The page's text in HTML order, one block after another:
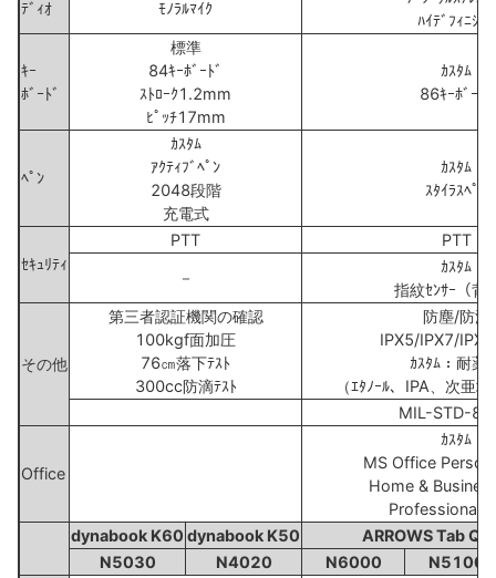
ﾃﾞｨｵ
ﾓﾉﾗﾙﾏｲｸ
ﾊｲﾃﾞﾌｨﾆｼｮﾝ
ｷｰ
ﾎﾞｰﾄﾞ
標準
84ｷｰﾎﾞｰﾄﾞ
ｽﾄﾛｰｸ1.2mm
ﾋﾟｯﾁ17mm
ｶｽﾀﾑ
86ｷｰﾎﾞｰﾄﾞ
ﾍﾟﾝ
ｶｽﾀﾑ
ｱｸﾃｨﾌﾞﾍﾟﾝ
2048段階
充電式
ｶｽﾀﾑ
ｽﾀｲﾗｽﾍﾟﾝ
ｾｷｭﾘﾃｨ
PTT
PTT
－
ｶｽﾀﾑ
指紋ｾﾝｻｰ（背
その他
第三者認証機関の確認
100kgf面加圧
76㎝落下ﾃｽﾄ
300cc防滴ﾃｽﾄ
防塵/防滴
IPX5/IPX7/
ｶｽﾀﾑ：耐薬
（ｴﾀﾉｰﾙ、IPA、次亜
MIL-STD-
Office
ｶｽﾀﾑ
MS Office
Home &
Professional
dynabook K60 dynabook K50
ARROWS Tab
N5030
N4020 N6000
N5100